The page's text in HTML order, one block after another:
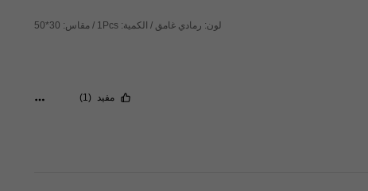
لون: رمادي غامق / الكمية: 1Pcs / مقاس: 30*50
مفيد (1)